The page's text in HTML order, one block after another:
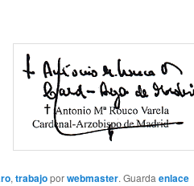
, trabajoporwebmaster. Guarda enlace